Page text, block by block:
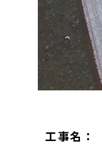
工事名：